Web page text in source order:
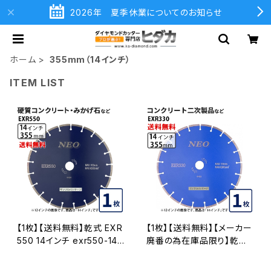
2026年 夏季休業についてのお知らせ
ホーム 355mm（14インチ）
ITEM LIST
【1枚】【送料無料】乾式 EXR
550 14インチ exr550-14
【1枚】【送料無料】【メーカー
廃番の為在庫品限り】乾式